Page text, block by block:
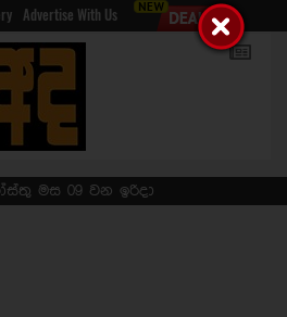
Advertise With Us
මස 09 වන ඉරිදා